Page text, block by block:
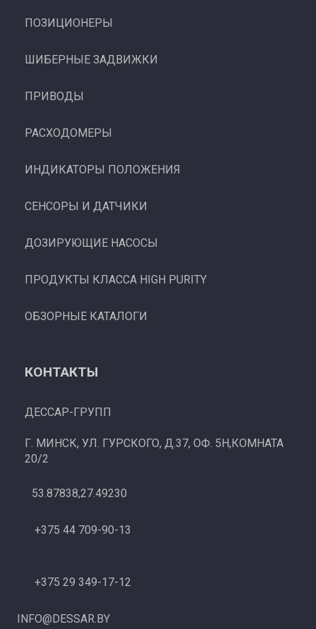
ПОЗИЦИОНЕРЫ
ШИБЕРНЫЕ ЗАДВИЖКИ
ПРИВОДЫ
РАСХОДОМЕРЫ
ИНДИКАТОРЫ ПОЛОЖЕНИЯ
СЕНСОРЫ И ДАТЧИКИ
ДОЗИРУЮЩИЕ НАСОСЫ
ПРОДУКТЫ КЛАССА HIGH PURITY
ОБЗОРНЫЕ КАТАЛОГИ
КОНТАКТЫ
ДЕССАР-ГРУПП
Г. МИНСК, УЛ. ГУРСКОГО, Д.37, ОФ. 5Н,КОМНАТА
20/2
53.87838,27.49230
+375 44 709-90-13
+375 29 349-17-12
INFO@DESSAR.BY